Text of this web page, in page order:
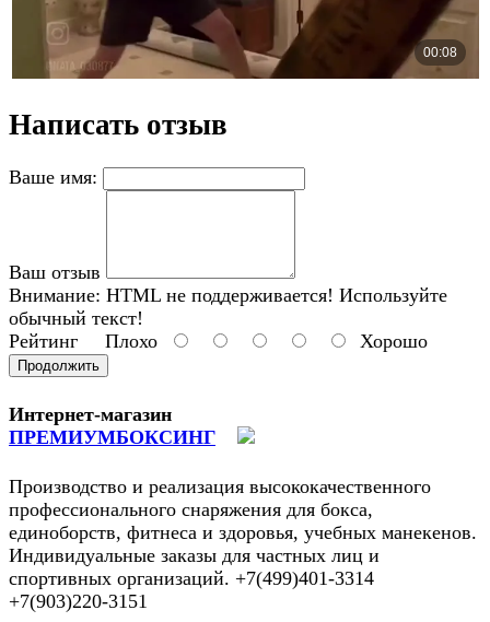
Написать отзыв
Ваше имя:
Ваш отзыв
Внимание: HTML не поддерживается! Используйте
обычный текст!
Рейтинг Плохо Хорошо
Продолжить
Интернет-магазин
ПРЕМИУМБОКСИНГ
Производство и реализация высококачественного
профессионального снаряжения для бокса,
единоборств, фитнеса и здоровья, учебных манекенов.
Индивидуальные заказы для частных лиц и
спортивных организаций. +7(499)401-3314
+7(903)220-3151